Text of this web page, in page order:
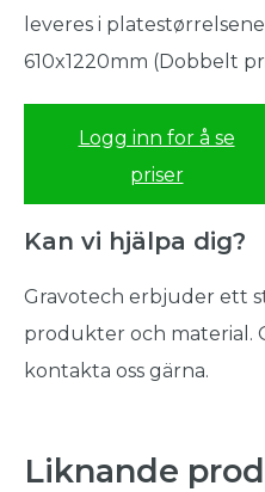
leveres i
610x1220mm (Dobbelt
Logg inn for å se
priser
Kan vi hjälpa dig?
Gravotech erbjuder ett
produkter och material.
kontakta oss gärna.
Liknande